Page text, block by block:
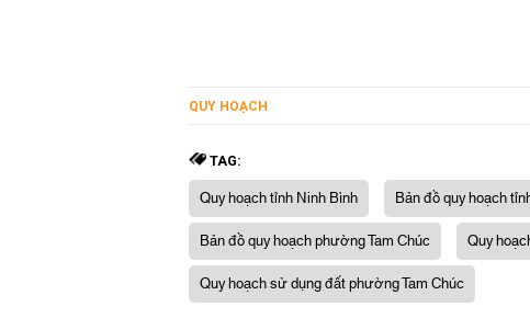
QUY HOẠCH
TAG:
Quy hoạch tỉnh Ninh Bình Bản đồ quy hoạch
Bản đồ quy hoạch phường Tam Chúc
Quy
Quy hoạch sử dụng đất phường Tam Chúc